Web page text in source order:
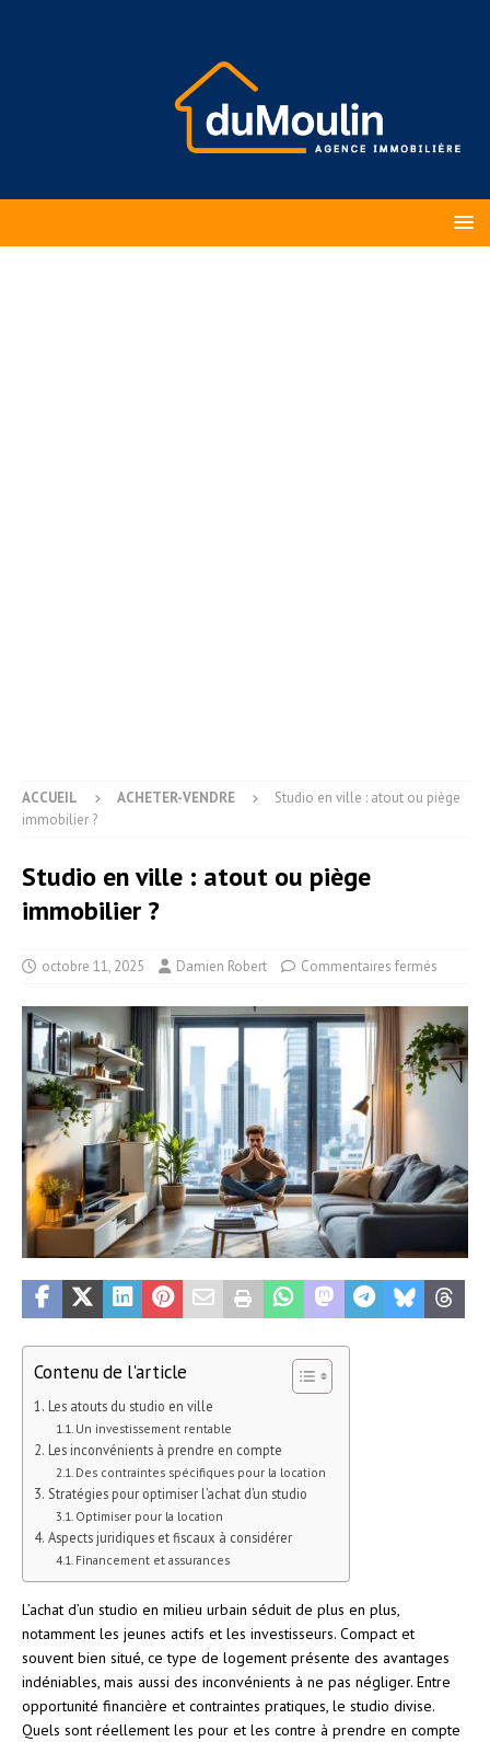
ACCUEIL ACHETER-VENDRE
Studio en ville : atout ou piège
immobilier ?
Studio en ville : atout ou piège
immobilier ?
octobre 11, 2025 Damien Robert Commentaires fermés
Contenu de l'article
Les atouts du studio en ville
Un investissement rentable
Les inconvénients à prendre en compte
Des contraintes spécifiques pour la location
Stratégies pour optimiser l’achat d’un studio
Optimiser pour la location
Aspects juridiques et fiscaux à considérer
Financement et assurances
L’achat d’un studio en milieu urbain séduit de plus en plus,
notamment les jeunes actifs et les investisseurs. Compact et
souvent bien situé, ce type de logement présente des avantages
indéniables, mais aussi des inconvénients à ne pas négliger. Entre
opportunité financière et contraintes pratiques, le studio divise.
Quels sont réellement les pour et les contre à prendre en compte